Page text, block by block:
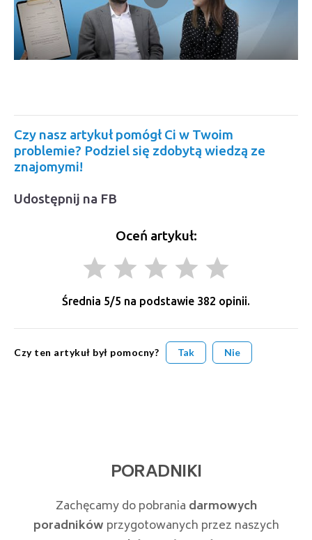
Czy nasz artykuł pomógł Ci w Twoim
problemie? Podziel się zdobytą wiedzą ze
znajomymi!
Udostępnij na FB
Oceń artykuł:
grade grade grade grade grade
Średnia 5/5 na podstawie 382 opinii.
Czy ten artykuł był pomocny? Tak Nie
PORADNIKI
Zachęcamy do pobrania darmowych
poradników przygotowanych przez naszych